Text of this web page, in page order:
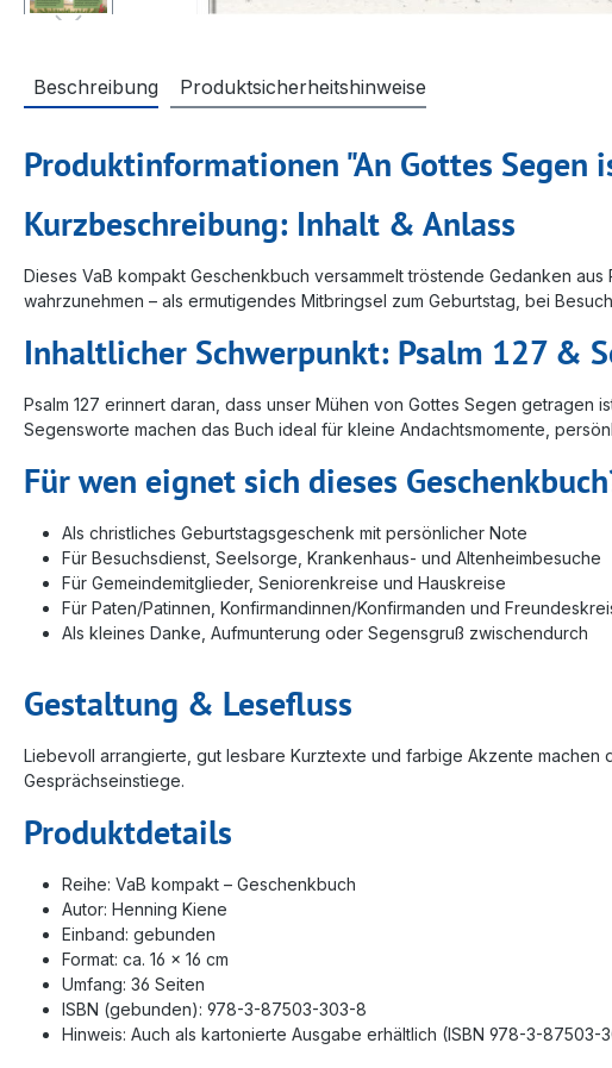
Beschreibung Produktsicherheitshinweise
Produktinformationen "An Gottes Segen
Kurzbeschreibung: Inhalt & Anlass
Dieses VaB kompakt Geschenkbuch versammelt tröstende Gedanken
wahrzunehmen – als ermutigendes Mitbringsel zum Geburtstag, bei
Inhaltlicher Schwerpunkt: Psalm 127 &
Psalm 127 erinnert daran, dass unser Mühen von Gottes Segen
Segensworte machen das Buch ideal für kleine Andachtsmomente,
Für wen eignet sich dieses
Als christliches Geburtstagsgeschenk mit persönlicher Note
Für Besuchsdienst, Seelsorge, Krankenhaus- und Altenheimbesuche
Für Gemeindemitglieder, Seniorenkreise und Hauskreise
Für Paten/Patinnen, Konfirmandinnen/Konfirmanden und
Als kleines Danke, Aufmunterung oder Segensgruß zwischendurch
Gestaltung & Lesefluss
Liebevoll arrangierte, gut lesbare Kurztexte und farbige Akzente machen
Gesprächseinstiege.
Produktdetails
Reihe: VaB kompakt – Geschenkbuch
Autor: Henning Kiene
Einband: gebunden
Format: ca. 16 × 16 cm
Umfang: 36 Seiten
ISBN (gebunden): 978-3-87503-303-8
Hinweis: Auch als kartonierte Ausgabe erhältlich (ISBN 978-3-87503-